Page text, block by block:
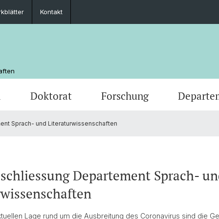
Kontakt
Doktorat Forschung
Kontakt
Sprach- und Literaturwissenschaften
Departement Sprach-
Lage rund um die Ausbreitung des Coronavirus sind die